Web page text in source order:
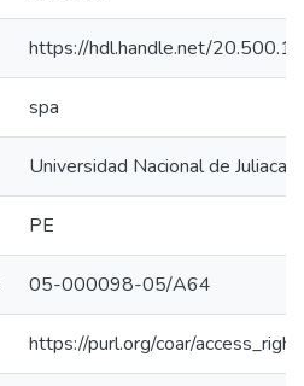
https://hdl.handle.net/
spa
Universidad Nacional de Juliaca
PE
05-000098-05/A64
https://purl.org/coar/